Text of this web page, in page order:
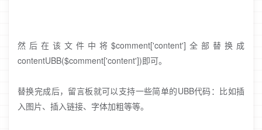
然后在该文件中将$comment['content']全部替换成
contentUBB($comment['content'])即可。
替换完成后，留言板就可以支持一些简单的UBB代码：比如插
入图片、插入链接、字体加粗等等。